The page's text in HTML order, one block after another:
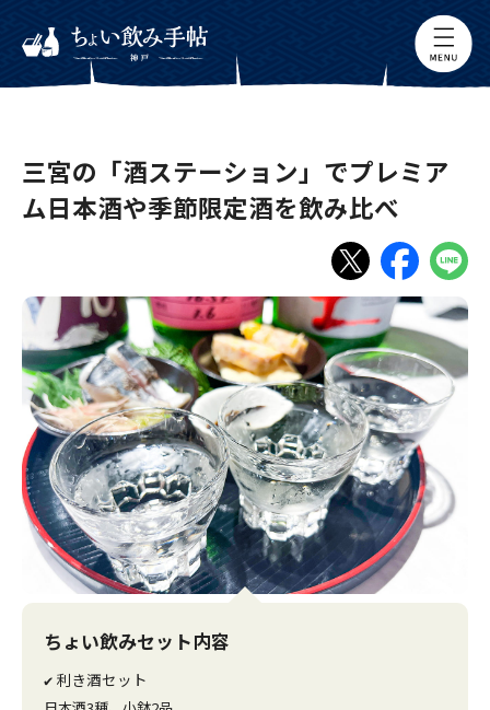
三宮の「酒ステーション」でプレミア
ム日本酒や季節限定酒を飲み比べ
ちょい飲みセット内容
✔ 利き酒セット